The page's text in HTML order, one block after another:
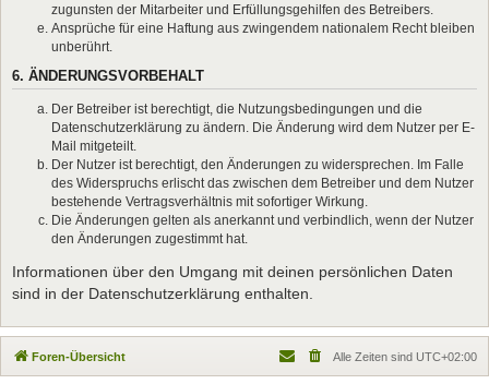
zugunsten der Mitarbeiter und Erfüllungsgehilfen des Betreibers.
Ansprüche für eine Haftung aus zwingendem nationalem Recht bleiben
unberührt.
6. ÄNDERUNGSVORBEHALT
Der Betreiber ist berechtigt, die Nutzungsbedingungen und die
Datenschutzerklärung zu ändern. Die Änderung wird dem Nutzer per E-
Mail mitgeteilt.
Der Nutzer ist berechtigt, den Änderungen zu widersprechen. Im Falle
des Widerspruchs erlischt das zwischen dem Betreiber und dem Nutzer
bestehende Vertragsverhältnis mit sofortiger Wirkung.
Die Änderungen gelten als anerkannt und verbindlich, wenn der Nutzer
den Änderungen zugestimmt hat.
Informationen über den Umgang mit deinen persönlichen Daten
sind in der Datenschutzerklärung enthalten.
Foren-Übersicht Alle Zeiten sind UTC+02:00